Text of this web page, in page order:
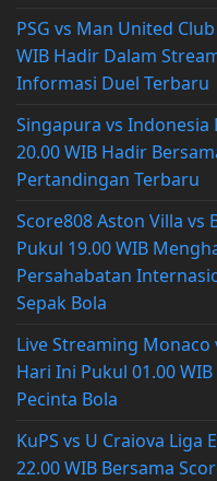
PSG vs Man United
WIB Hadir Dalam
Informasi Duel Terbaru
Singapura vs Indonesia
20.00 WIB Hadir
Pertandingan Terbaru
Score808 Aston Villa vs
Pukul 19.00 WIB
Persahabatan
Sepak Bola
Live Streaming Monaco
Hari Ini Pukul 01.00
Pecinta Bola
KuPS vs U Craiova Liga
22.00 WIB Bersama